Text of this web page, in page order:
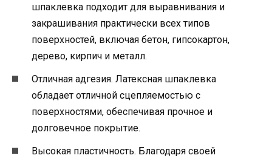
шпаклевка подходит для выравнивания и
закрашивания практически всех типов
поверхностей, включая бетон, гипсокартон,
дерево, кирпич и металл.
Отличная адгезия. Латексная шпаклевка
обладает отличной сцепляемостью с
поверхностями, обеспечивая прочное и
долговечное покрытие.
Высокая пластичность. Благодаря своей